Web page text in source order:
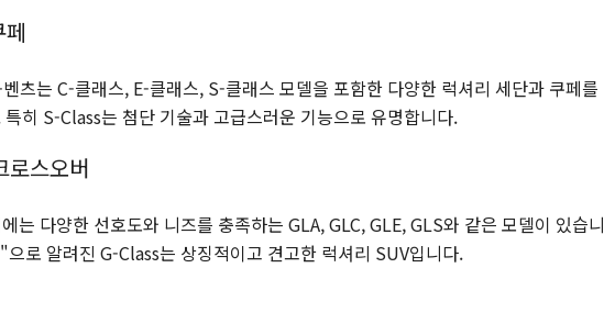
츠는 C-클래스, E-클래스, S-클래스 모델을 포함한 다양한 럭셔리 세단과 쿠페를
히 S-Class는 첨단 기술과 고급스러운 기능으로 유명합니다.
로스오버
는 다양한 선호도와 니즈를 충족하는 GLA, GLC, GLE, GLS와 같은 모델이 있습니
로 알려진 G-Class는 상징적이고 견고한 럭셔리 SUV입니다.